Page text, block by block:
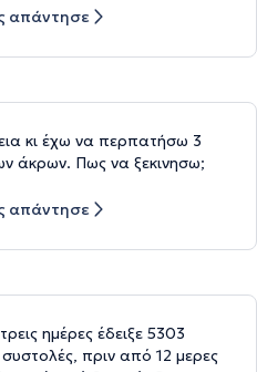
απάντησε
κι έχω να περπατήσω 3
άκρων. Πως να ξεκινησω;
απάντησε
ημέρες έδειξε 5303
συστολές, πριν από 12 μερες